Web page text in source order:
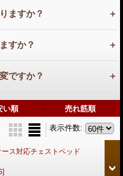
ますか？
すか？
ですか？
い順 売れ筋順
表示件数:
ス対応チェストベッド